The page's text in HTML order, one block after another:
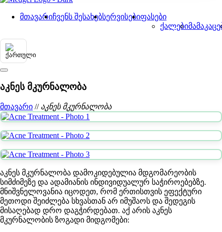
მთავარიჩვენს შესახებსერვისებიფასები
ქალები
აკნეს მკურნალობა
მთავარი // აკნეს მკურნალობა
აკნეს მკურნალობა დამოკიდებულია მდგომარეობის
სიმძიმეზე და ადამიანის ინდივიდუალურ საჭიროებებზე.
მნიშვნელოვანია იცოდეთ, რომ ერთისთვის ეფექტური
მეთოდი შეიძლება სხვასთან არ იმუშაოს და შედეგის
მისაღებად დრო დაგჭირდებათ. აქ არის აკნეს
მკურნალობის ზოგადი მიდგომები: